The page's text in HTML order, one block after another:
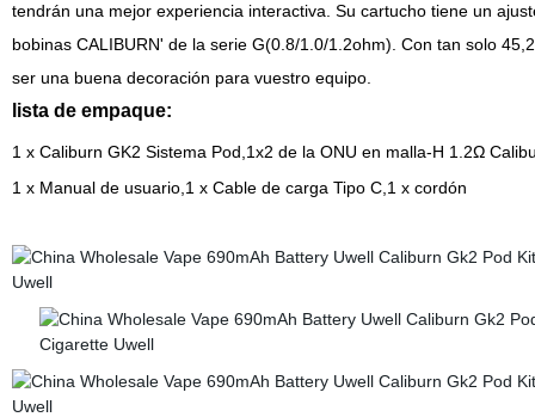
tendrán una mejor experiencia interactiva. Su cartucho tiene un
bobinas CALIBURN' de la serie G(0.8/1.0/1.2ohm). Con tan solo
ser una buena decoración para vuestro equipo.
lista de empaque:
1 x Caliburn GK2 Sistema Pod,1x2 de la ONU en malla-H 1.2Ω
1 x Manual de usuario,1 x Cable de carga Tipo C,1 x cordón